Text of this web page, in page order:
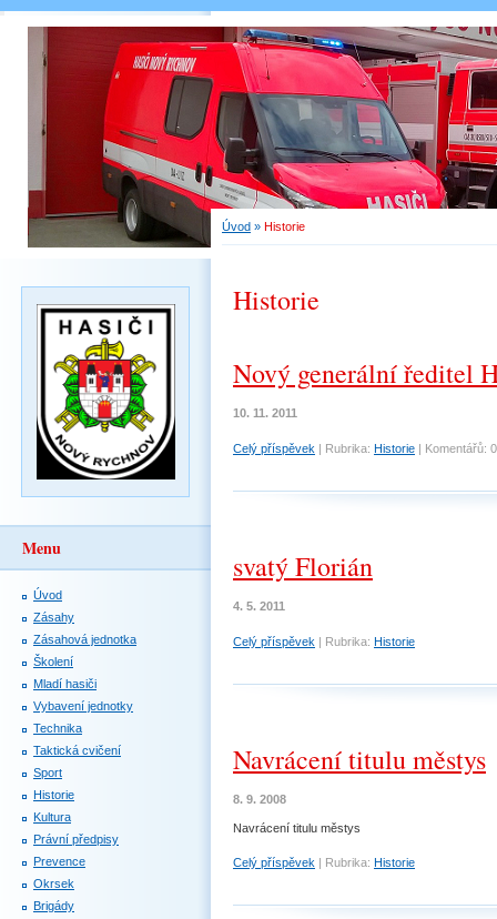
Úvod » Historie
Historie
Nový generální ředitel
10. 11. 2011
Celý příspěvek | Rubrika: Historie | Komentářů: 0
svatý Florián
4. 5. 2011
Celý příspěvek | Rubrika: Historie
Navrácení titulu městys
8. 9. 2008
Navrácení titulu městys
Celý příspěvek | Rubrika: Historie
Menu
Úvod
Zásahy
Zásahová jednotka
Školení
Mladí hasiči
Vybavení jednotky
Technika
Taktická cvičení
Sport
Historie
Kultura
Právní předpisy
Prevence
Okrsek
Brigády